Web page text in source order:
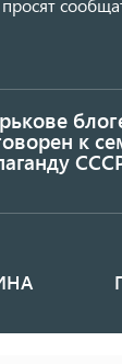
к